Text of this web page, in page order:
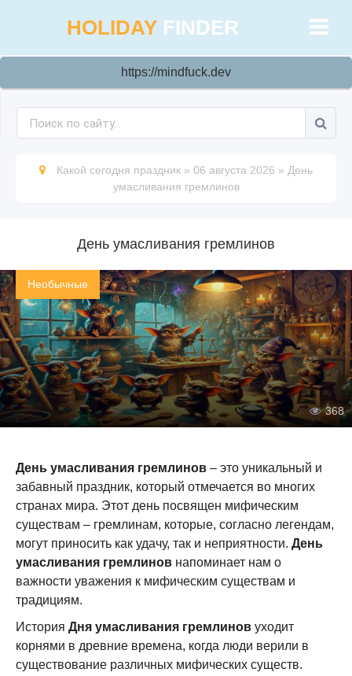
HOLIDAY FINDER
https://mindfuck.dev
Какой сегодня праздник » 06 августа 2026 » День
умасливания гремлинов
День умасливания гремлинов
Необычные
368
День умасливания гремлинов – это уникальный и
забавный праздник, который отмечается во многих
странах мира. Этот день посвящен мифическим
существам – гремлинам, которые, согласно легендам,
могут приносить как удачу, так и неприятности. День
умасливания гремлинов напоминает нам о
важности уважения к мифическим существам и
традициям.
История Дня умасливания гремлинов уходит
корнями в древние времена, когда люди верили в
существование различных мифических существ.